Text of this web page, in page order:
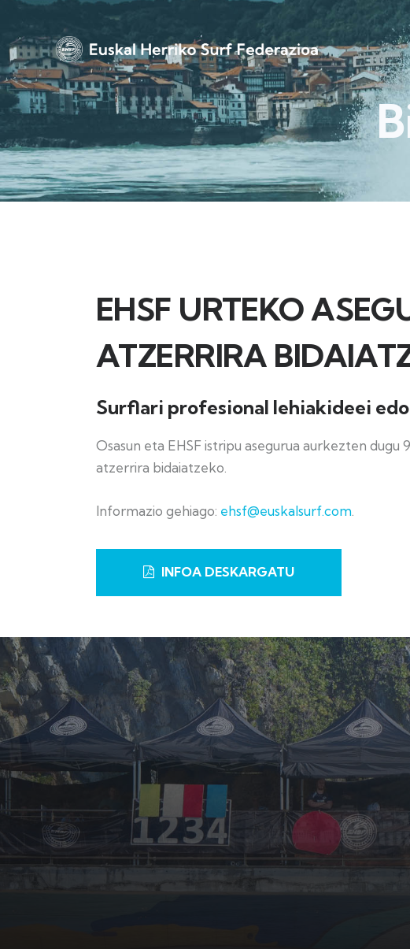
EHSF URTEKO
ATZERRIRA
Surflari profesional lehiakideei
Osasun eta EHSF istripu asegurua aurkezten dugu
atzerrira bidaiatzeko.
Informazio gehiago: ehsf@euskalsurf.com.
INFOA DESKARGATU